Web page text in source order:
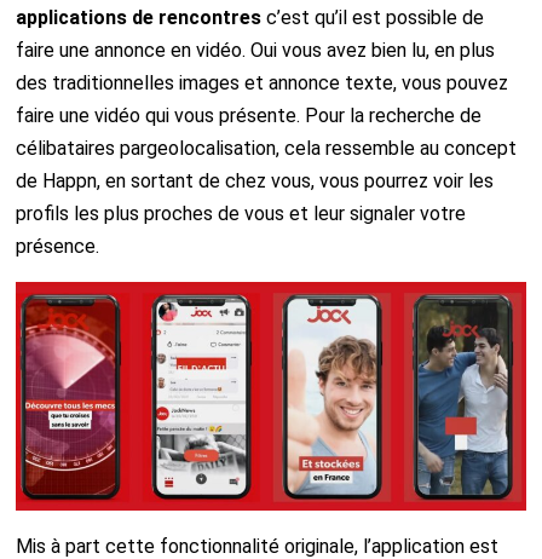
applications de rencontres c’est qu’il est possible de
faire une annonce en vidéo. Oui vous avez bien lu, en plus
des traditionnelles images et annonce texte, vous pouvez
faire une vidéo qui vous présente. Pour la recherche de
célibataires pargeolocalisation, cela ressemble au concept
de Happn, en sortant de chez vous, vous pourrez voir les
profils les plus proches de vous et leur signaler votre
présence.
Mis à part cette fonctionnalité originale, l’application est